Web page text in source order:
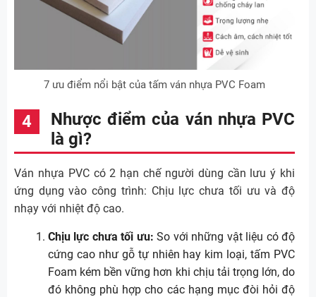
7 ưu điểm nổi bật của tấm ván nhựa PVC Foam
Nhược điểm của ván nhựa PVC
là gì?
Ván nhựa PVC có 2 hạn chế người dùng cần lưu ý khi
ứng dụng vào công trình: Chịu lực chưa tối ưu và độ
nhạy với nhiệt độ cao.
Chịu lực chưa tối ưu: So với những vật liệu có độ
cứng cao như gỗ tự nhiên hay kim loại, tấm PVC
Foam kém bền vững hơn khi chịu tải trọng lớn, do
đó không phù hợp cho các hạng mục đòi hỏi độ